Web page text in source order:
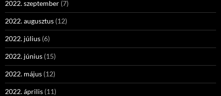
2022. szeptember (7)
2022. augusztus (12)
2022. július (6)
2022. június (15)
2022. május (12)
2022. április (11)